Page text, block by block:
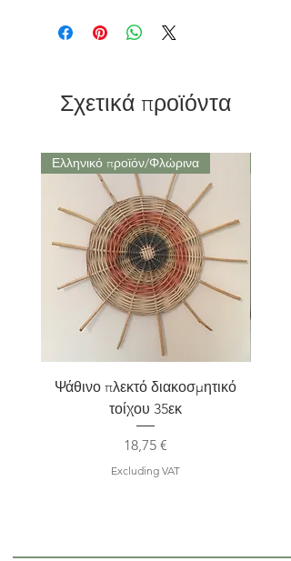
Χρώμα: Μπλέ ανοιχτό.
Διατίθεται και σε σετ,
σερβίτσιο 6τεμ.
Σχετικά προϊόντα
Ελληνικό προϊόν/Φλώρινα
Ψάθινο πλεκτό διακοσμητικό
τοίχου 35εκ
Price
18,75 €
Excluding VAT